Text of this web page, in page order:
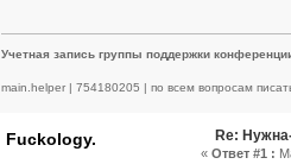
Учетная запись группы поддержки
main.helper | 754180205 | по всем вопросам
Fuckology. Re:
« Ответ #1 :